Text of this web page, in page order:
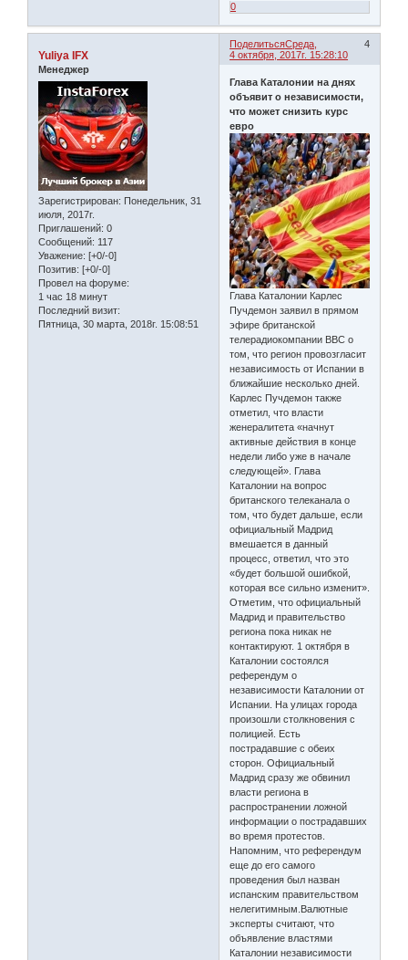
0
Поделиться 4
Среда,
4 октября, 2017г. 15:28:10
Yuliya IFX
Менеджер
Зарегистрирован: Понедельник, 31
июля, 2017г.
Приглашений: 0
Сообщений: 117
Уважение: [+0/-0]
Позитив: [+0/-0]
Провел на форуме:
1 час 18 минут
Последний визит:
Пятница, 30 марта, 2018г. 15:08:51
Глава Каталонии на днях
объявит о независимости,
что может снизить курс
евро
Глава Каталонии Карлес
Пучдемон заявил в прямом
эфире британской
телерадиокомпании BBC о
том, что регион провозгласит
независимость от Испании в
ближайшие несколько дней.
Карлес Пучдемон также
отметил, что власти
женералитета «начнут
активные действия в конце
недели либо уже в начале
следующей». Глава
Каталонии на вопрос
британского телеканала о
том, что будет дальше, если
официальный Мадрид
вмешается в данный
процесс, ответил, что это
«будет большой ошибкой,
которая все сильно изменит».
Отметим, что официальный
Мадрид и правительство
региона пока никак не
контактируют. 1 октября в
Каталонии состоялся
референдум о
независимости Каталонии от
Испании. На улицах города
произошли столкновения с
полицией. Есть
пострадавшие с обеих
сторон. Официальный
Мадрид сразу же обвинил
власти региона в
распространении ложной
информации о пострадавших
во время протестов.
Напомним, что референдум
еще до его самого
проведения был назван
испанским правительством
нелегитимным.Валютные
эксперты считают, что
объявление властями
Каталонии независимости